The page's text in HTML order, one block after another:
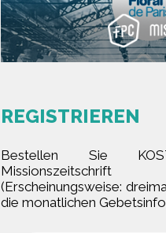
REGISTRIEREN
Bestellen Sie
(Erscheinungsweise:
die monatlichen